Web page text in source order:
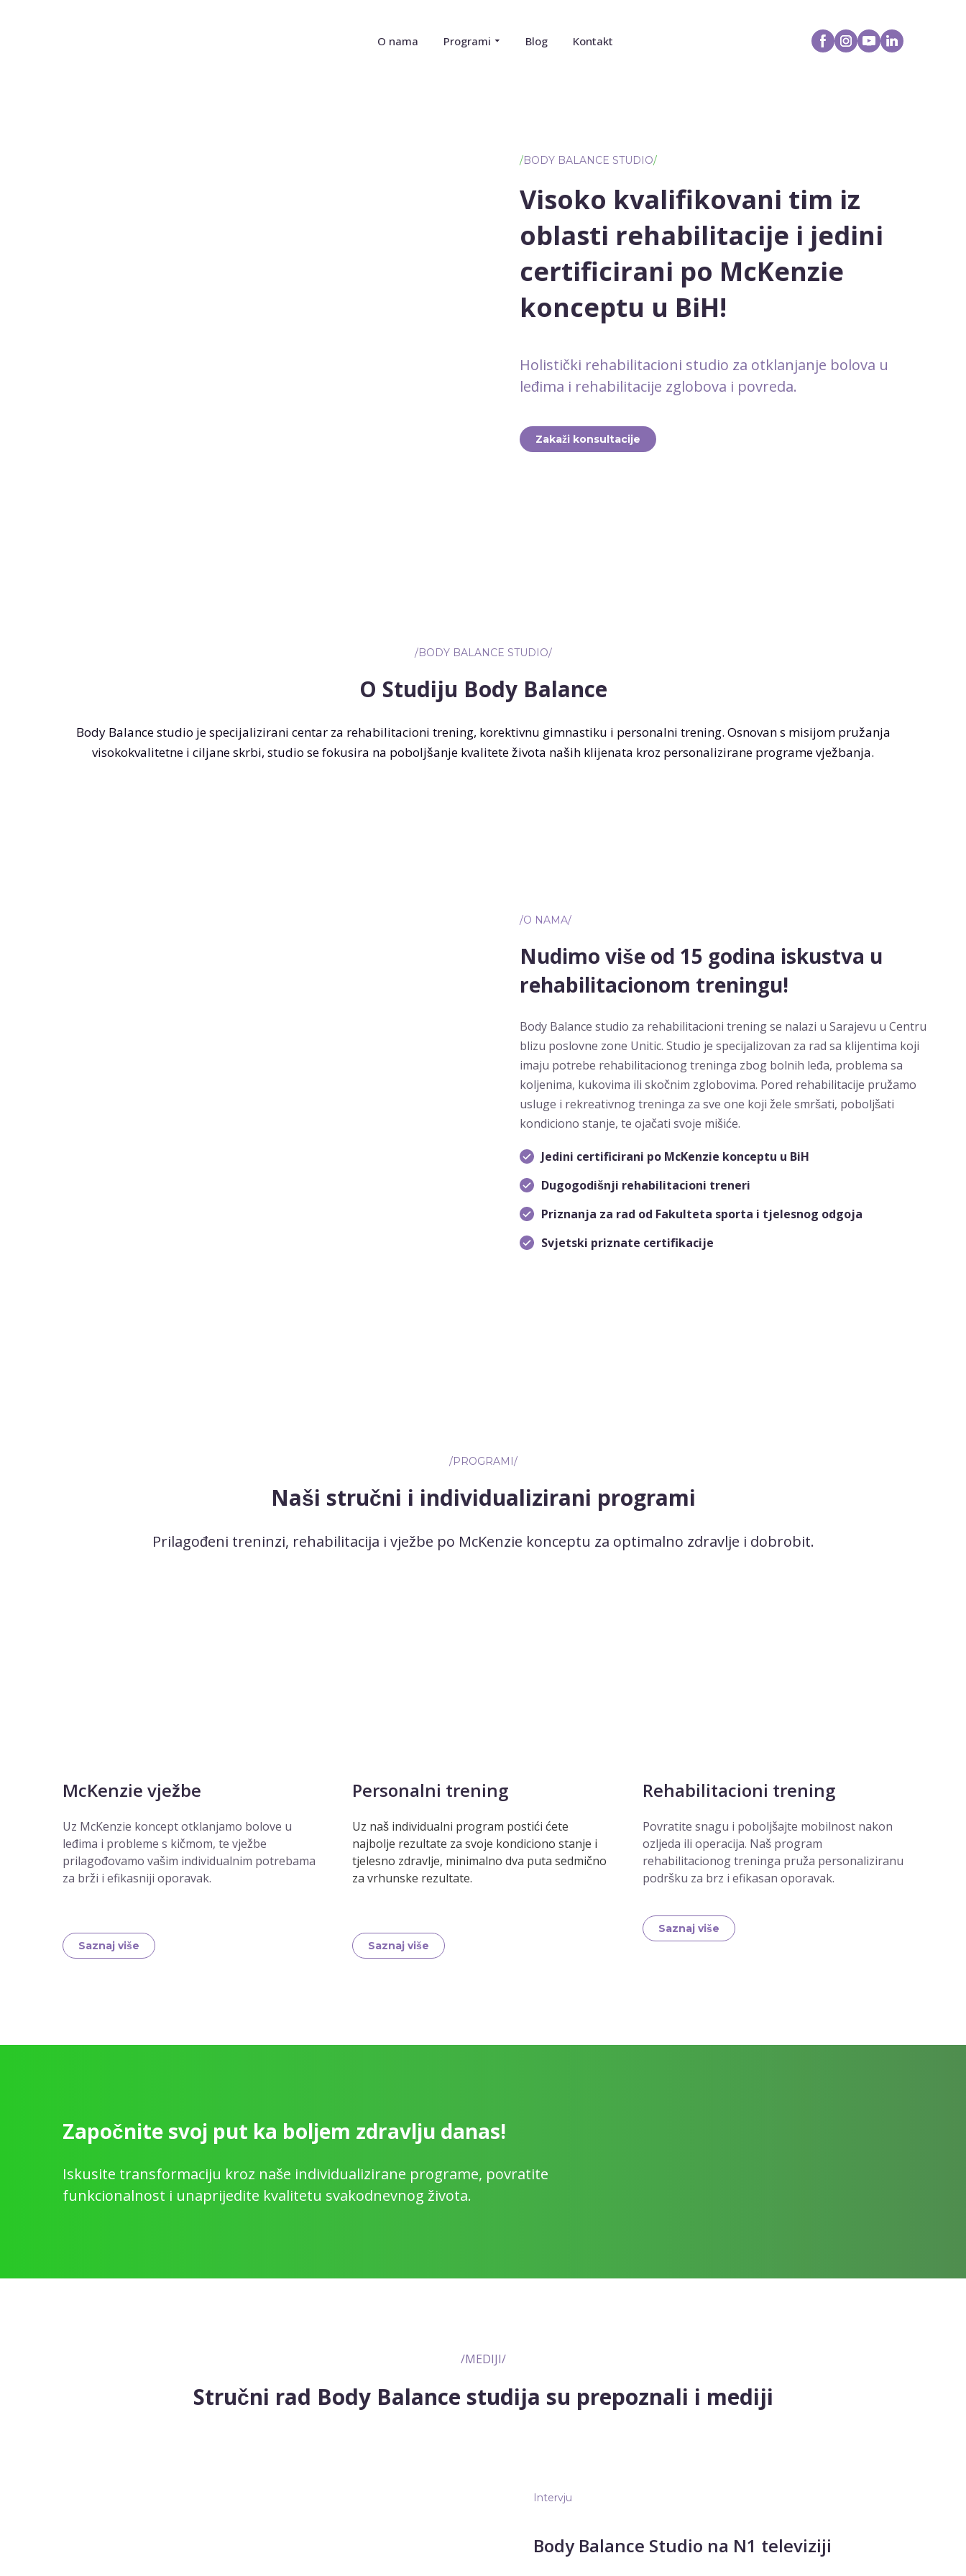
O nama Programi Blog Kontakt
/BODY BALANCE STUDIO/
Visoko kvalifikovani tim iz
oblasti rehabilitacije i jedini
certificirani po McKenzie
konceptu u BiH!
Holistički rehabilitacioni studio za otklanjanje bolova u
leđima i rehabilitacije zglobova i povreda.
Zakaži konsultacije
/BODY BALANCE STUDIO/
O Studiju Body Balance
Body Balance studio je specijalizirani centar za rehabilitacioni trening, korektivnu gimnastiku i personalni trening. Osnovan s misijom pružanja
visokokvalitetne i ciljane skrbi, studio se fokusira na poboljšanje kvalitete života naših klijenata kroz personalizirane programe vježbanja.
/O NAMA/
Nudimo više od 15 godina iskustva u
rehabilitacionom treningu!
Body Balance studio za rehabilitacioni trening se nalazi u Sarajevu u Centru
blizu poslovne zone Unitic. Studio je specijalizovan za rad sa klijentima koji
imaju potrebe rehabilitacionog treninga zbog bolnih leđa, problema sa
koljenima, kukovima ili skočnim zglobovima. Pored rehabilitacije pružamo
usluge i rekreativnog treninga za sve one koji žele smršati, poboljšati
kondiciono stanje, te ojačati svoje mišiće.
Jedini certificirani po McKenzie konceptu u BiH
Dugogodišnji rehabilitacioni treneri
Priznanja za rad od Fakulteta sporta i tjelesnog odgoja
Svjetski priznate certifikacije
/PROGRAMI/
Naši stručni i individualizirani programi
Prilagođeni treninzi, rehabilitacija i vježbe po McKenzie konceptu za optimalno zdravlje i dobrobit.
McKenzie vježbe
Uz McKenzie koncept otklanjamo bolove u
leđima i probleme s kičmom, te vježbe
prilagođovamo vašim individualnim potrebama
za brži i efikasniji oporavak.
Saznaj više
Personalni trening
Uz naš individualni program postići ćete
najbolje rezultate za svoje kondiciono stanje i
tjelesno zdravlje, minimalno dva puta sedmično
za vrhunske rezultate.
Saznaj više
Rehabilitacioni trening
Povratite snagu i poboljšajte mobilnost nakon
ozljeda ili operacija. Naš program
rehabilitacionog treninga pruža personaliziranu
podršku za brz i efikasan oporavak.
Saznaj više
Započnite svoj put ka boljem zdravlju danas!
Iskusite transformaciju kroz naše individualizirane programe, povratite
funkcionalnost i unaprijedite kvalitetu svakodnevnog života.
/MEDIJI/
Stručni rad Body Balance studija su prepoznali i mediji
Intervju
Body Balance Studio na N1 televiziji